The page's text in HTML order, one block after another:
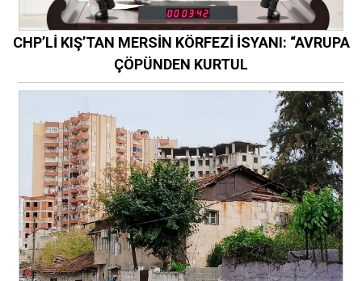
CHP’Lİ KIŞ’TAN MERSİN KÖRFEZİ İSYANI: “AVRUPA
ÇÖPÜNDEN KURTUL